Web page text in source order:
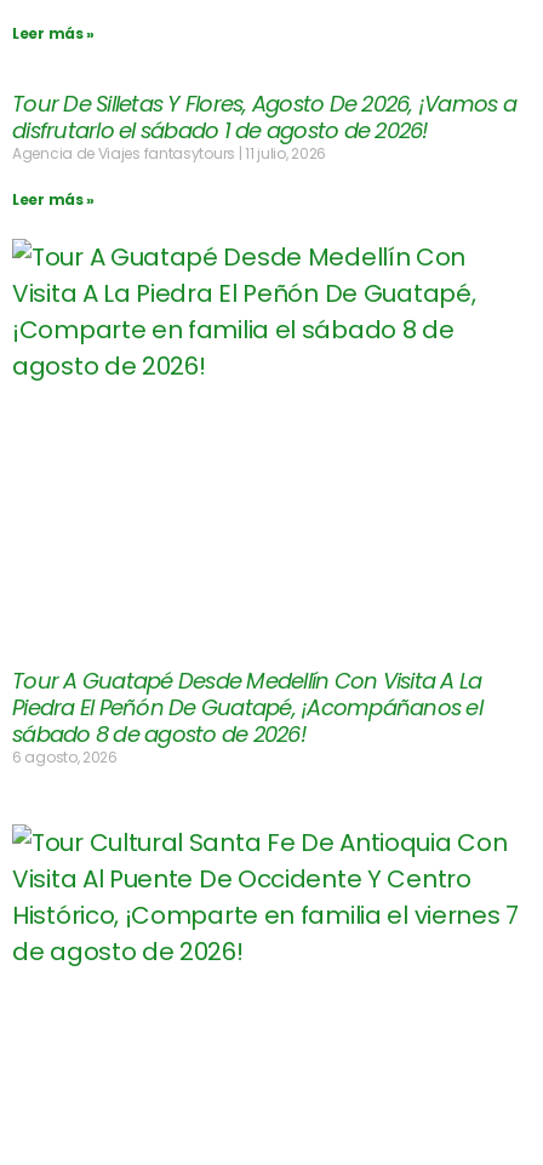
Leer más »
Tour De Silletas Y Flores, Agosto De 2026, ¡Vamos a
disfrutarlo el sábado 1 de agosto de 2026!
Agencia de Viajes fantasytours 11 julio, 2026
Leer más »
Tour A Guatapé Desde Medellín Con Visita A La
Piedra El Peñón De Guatapé, ¡Acompáñanos el
sábado 8 de agosto de 2026!
6 agosto, 2026